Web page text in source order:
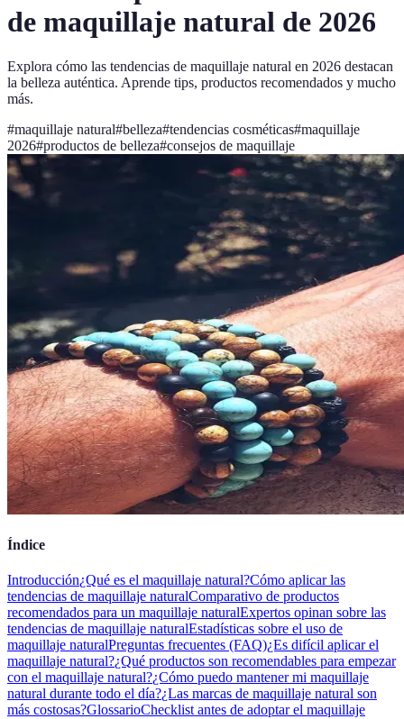
de maquillaje natural de 2026
Explora cómo las tendencias de maquillaje natural en 2026 destacan
la belleza auténtica. Aprende tips, productos recomendados y mucho
más.
#maquillaje natural#belleza#tendencias cosméticas#maquillaje
2026#productos de belleza#consejos de maquillaje
Índice
Introducción¿Qué es el maquillaje natural?Cómo aplicar las
tendencias de maquillaje naturalComparativo de productos
recomendados para un maquillaje naturalExpertos opinan sobre las
tendencias de maquillaje naturalEstadísticas sobre el uso de
maquillaje naturalPreguntas frecuentes (FAQ)¿Es difícil aplicar el
maquillaje natural?¿Qué productos son recomendables para empezar
con el maquillaje natural?¿Cómo puedo mantener mi maquillaje
natural durante todo el día?¿Las marcas de maquillaje natural son
más costosas?GlossarioChecklist antes de adoptar el maquillaje